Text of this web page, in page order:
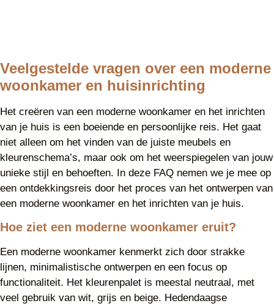
Veelgestelde vragen over een moderne
woonkamer en huisinrichting
Het creëren van een moderne woonkamer en het inrichten
van je huis is een boeiende en persoonlijke reis. Het gaat
niet alleen om het vinden van de juiste meubels en
kleurenschema’s, maar ook om het weerspiegelen van jouw
unieke stijl en behoeften. In deze FAQ nemen we je mee op
een ontdekkingsreis door het proces van het ontwerpen van
een moderne woonkamer en het inrichten van je huis.
Hoe ziet een moderne woonkamer eruit?
Een moderne woonkamer kenmerkt zich door strakke
lijnen, minimalistische ontwerpen en een focus op
functionaliteit. Het kleurenpalet is meestal neutraal, met
veel gebruik van wit, grijs en beige. Hedendaagse